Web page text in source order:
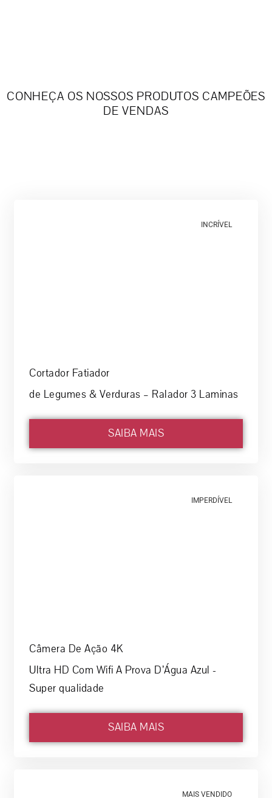
CONHEÇA OS NOSSOS PRODUTOS CAMPEÕES
DE VENDAS
INCRÍVEL
Cortador Fatiador
de Legumes & Verduras – Ralador 3 Laminas
SAIBA MAIS
IMPERDÍVEL
Câmera De Ação 4K
Ultra HD Com Wifi A Prova D’Água Azul -
Super qualidade
SAIBA MAIS
MAIS VENDIDO